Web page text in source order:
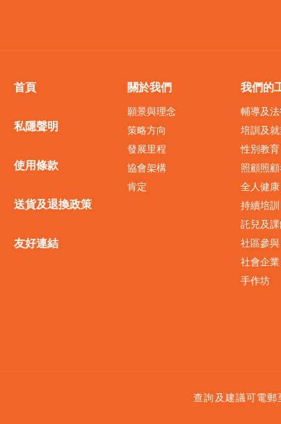
首頁
私隱聲明
使用條款
送貨及退換政策
友好連結
關於我們
願景與理念
策略方向
發展里程
協會架構
肯定
我們的
輔導及
培訓及
性別教育
照顧照
全人健康
持續培訓
託兒及
社區參與
社會企業
手作坊
查詢及建議可電